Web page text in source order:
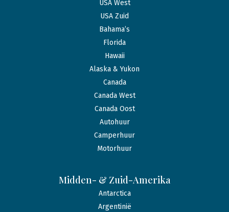
USA West
USA Zuid
Bahama’s
Florida
Hawaii
Alaska & Yukon
Canada
Canada West
Canada Oost
Autohuur
Camperhuur
Motorhuur
Midden- & Zuid-Amerika
Antarctica
Argentinië